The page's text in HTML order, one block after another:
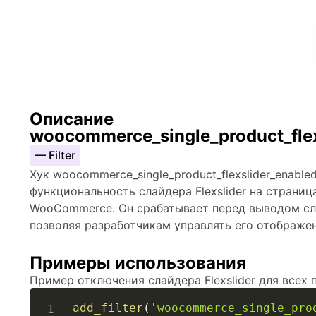
Описание
— Filter
Хук
функциональность слайдера Flexslider на
WooCommerce. Он срабатывает перед выводом
позволяя разработчикам управлять его
Примеры использования
Пример отключения слайдера Flexslider для всех
add_filter (